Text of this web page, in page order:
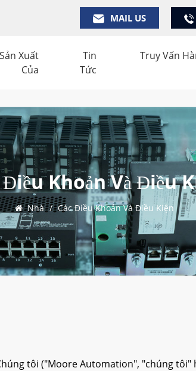
MAIL US
Xuất
Của
Tin
Tức
Truy Vấn
Điều Khoản Và Điều
Nhà / Các Điều Khoản Và Điều Kiện
tôi ("Moore Automation", "chúng